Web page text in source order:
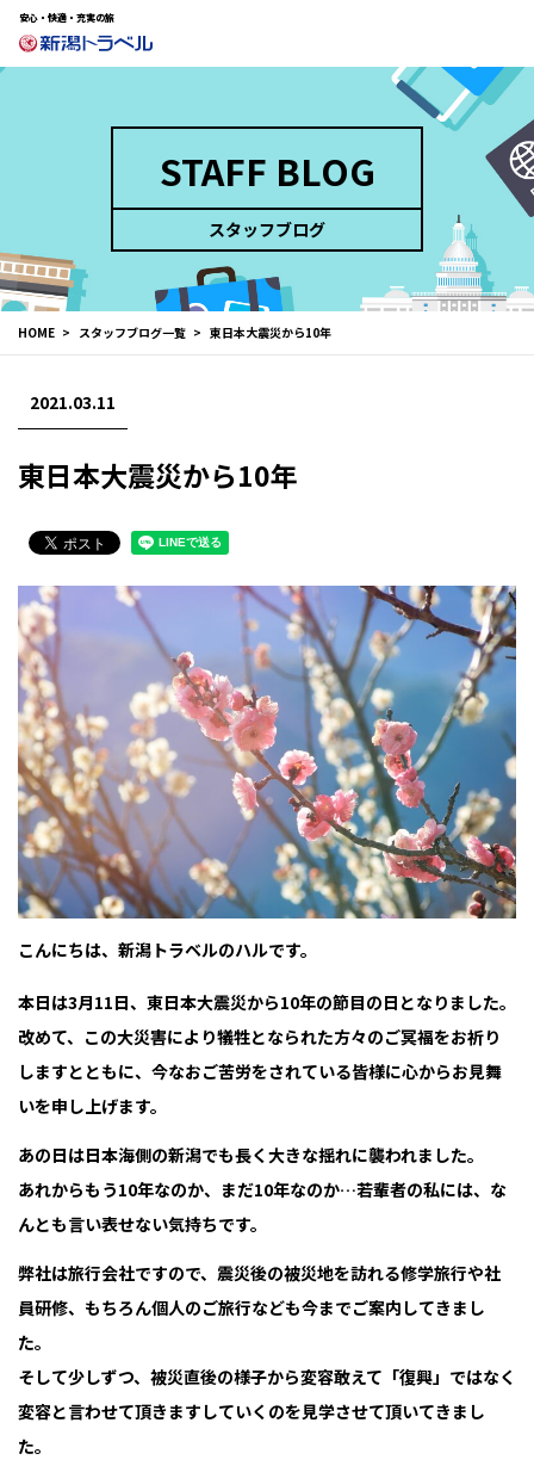
安心・快適・充実の旅
STAFF BLOG
スタッフブログ
HOME スタッフブログ一覧 東日本大震災から10年
2021.03.11
東日本大震災から10年
こんにちは、新潟トラベルのハルです。
本日は3月11日、東日本大震災から10年の節目の日となりました。
改めて、この大災害により犠牲となられた方々のご冥福をお祈り
しますとともに、今なおご苦労をされている皆様に心からお見舞
いを申し上げます。
あの日は日本海側の新潟でも長く大きな揺れに襲われました。
あれからもう10年なのか、まだ10年なのか…若輩者の私には、な
んとも言い表せない気持ちです。
弊社は旅行会社ですので、震災後の被災地を訪れる修学旅行や社
員研修、もちろん個人のご旅行なども今までご案内してきまし
た。
そして少しずつ、被災直後の様子から変容――敢えて「復興」ではなく
変容と言わせて頂きます――していくのを見学させて頂いてきまし
た。